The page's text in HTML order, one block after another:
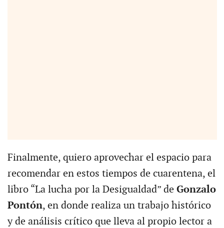
Finalmente, quiero aprovechar el espacio para
recomendar en estos tiempos de cuarentena, el
libro “La lucha por la Desigualdad” de Gonzalo
Pontón, en donde realiza un trabajo histórico
y de análisis crítico que lleva al propio lector a